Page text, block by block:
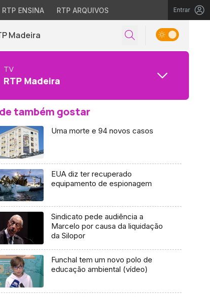
RTP ENSINA RTP ARQUIVOS Entrar
Madeira
TV
RTP Madeira
também gostar
Uma morte e 94 novos casos
EUA diz ter recuperado
equipamento de espionagem
Sindicato pede audiência a
Marcelo por causa da liquidação
da Silopor
Funchal tem um novo polo de
educação ambiental (vídeo)